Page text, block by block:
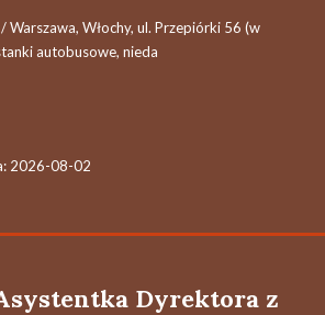
Warszawa, Włochy, ul. Przepiórki 56 (w
autobusowe, nieda
2026-08-02
Dyrektora z